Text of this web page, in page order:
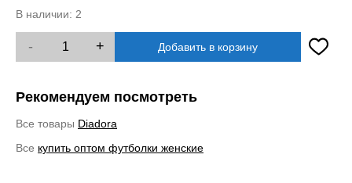
В наличии: 2
- + Добавить в корзину
Рекомендуем посмотреть
Все товары Diadora
Все купить оптом футболки женские